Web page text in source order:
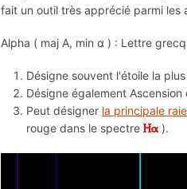
fait un outil très apprécié parmi les
Alpha ( maj Α, min α ) : Lettre
Désigne souvent l'étoile la
Désigne également
Peut désigner la principale
rouge dans le spectre
).